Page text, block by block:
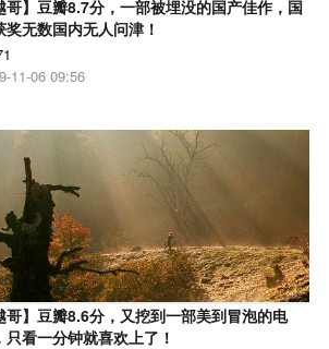
哥】豆瓣8.7分，一部被埋没的国产佳作，国
奖无数国内无人问津！
11-06 09:56
哥】豆瓣8.6分，又挖到一部美到冒泡的电
只看一分钟就喜欢上了！